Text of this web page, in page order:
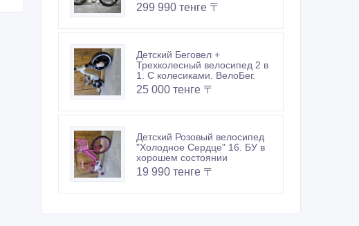
299 990 тенге 〒
Детский Беговел +
Трехколесный велосипед 2 в
1. С колесиками. ВелоБег.
25 000 тенге 〒
Детский Розовый велосипед
"Холодное Сердце" 16. БУ в
хорошем состоянии
19 990 тенге 〒